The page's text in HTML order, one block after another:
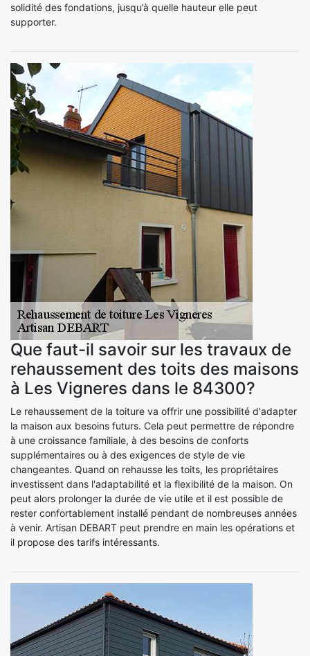
solidité des fondations, jusqu’à quelle hauteur elle peut
supporter.
Que faut-il savoir sur les travaux de
rehaussement des toits des maisons
à Les Vigneres dans le 84300?
Le rehaussement de la toiture va offrir une possibilité d'adapter
la maison aux besoins futurs. Cela peut permettre de répondre
à une croissance familiale, à des besoins de conforts
supplémentaires ou à des exigences de style de vie
changeantes. Quand on rehausse les toits, les propriétaires
investissent dans l'adaptabilité et la flexibilité de la maison. On
peut alors prolonger la durée de vie utile et il est possible de
rester confortablement installé pendant de nombreuses années
à venir. Artisan DEBART peut prendre en main les opérations et
il propose des tarifs intéressants.